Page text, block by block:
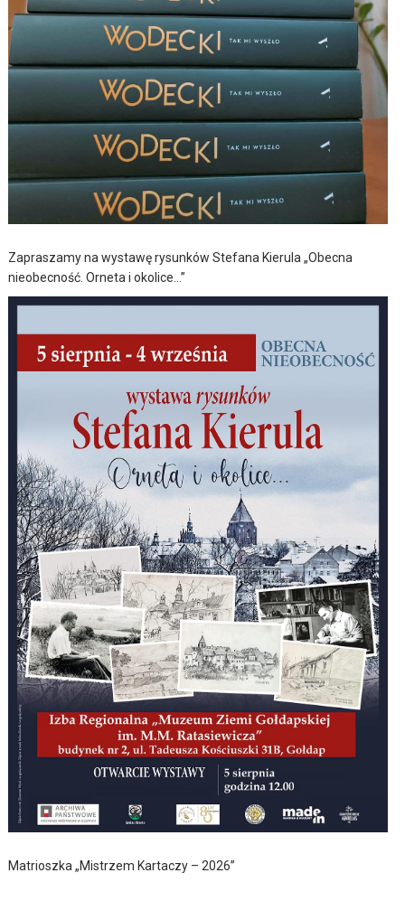
Zapraszamy na wystawę rysunków Stefana Kierula „Obecna
nieobecność. Orneta i okolice…”
Matrioszka „Mistrzem Kartaczy – 2026”